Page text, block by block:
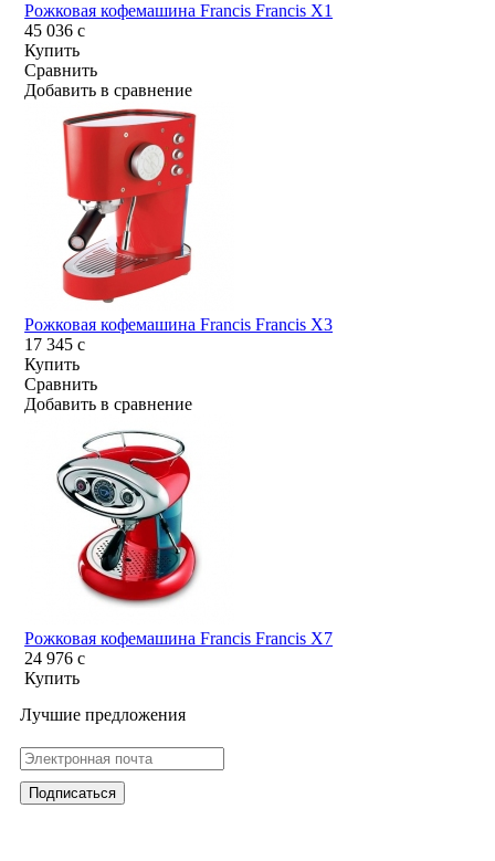
Рожковая кофемашина Francis Francis X1
45 036c
Купить
Сравнить
Добавить в сравнение
Рожковая кофемашина Francis Francis X3
17 345c
Купить
Сравнить
Добавить в сравнение
Рожковая кофемашина Francis Francis X7
24 976c
Купить
Лучшие предложения